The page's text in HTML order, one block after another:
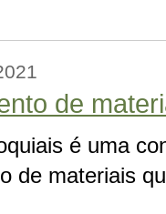
de
é uma
de materiais